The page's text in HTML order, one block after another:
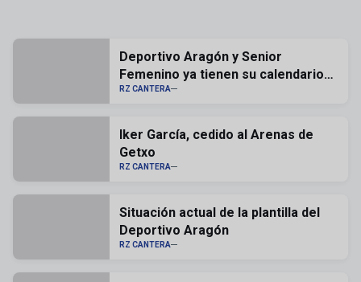
Deportivo Aragón y Senior
Femenino ya tienen su calendario
confirmado
RZ CANTERA
Iker García, cedido al Arenas de
Getxo
RZ CANTERA
Situación actual de la plantilla del
Deportivo Aragón
RZ CANTERA